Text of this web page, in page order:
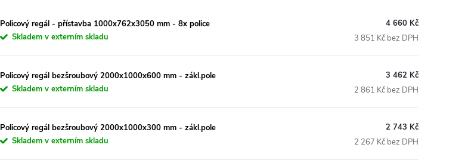
Policový regál - přístavba 1000x762x3050 mm - 8x police
Skladem v externím skladu
4 660 Kč
3 851 Kč bez DPH
Policový regál bezšroubový 2000x1000x600 mm - zákl.pole
Skladem v externím skladu
3 462 Kč
2 861 Kč bez DPH
Policový regál bezšroubový 2000x1000x300 mm - zákl.pole
Skladem v externím skladu
2 743 Kč
2 267 Kč bez DPH